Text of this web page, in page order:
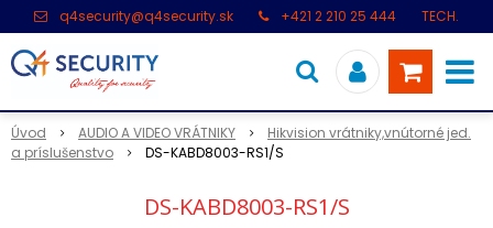
q4security@q4security.sk +421 2 210 25 444
TECH.
Úvod AUDIO A VIDEO VRÁTNIKY
Hikvision vrátniky,vnútorné jed.
a príslušenstvo
DS-KABD8003-RS1/S
DS-KABD8003-RS1/S